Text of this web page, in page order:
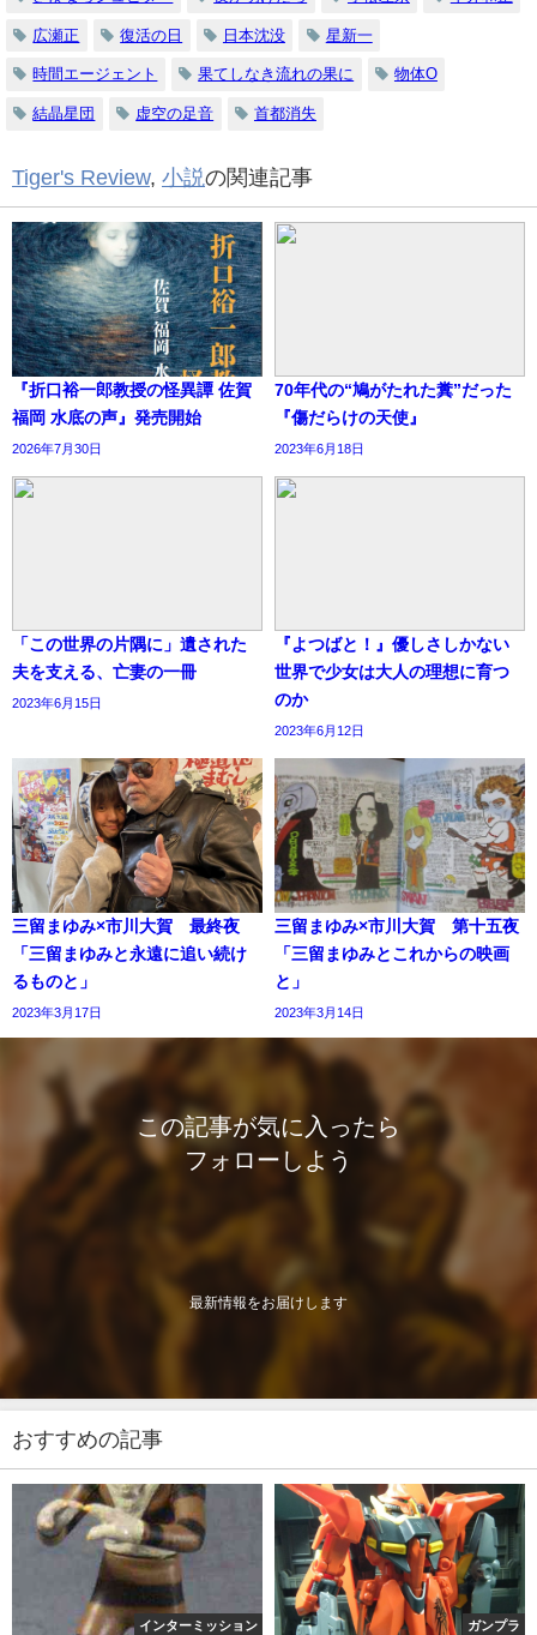
広瀬正 復活の日 日本沈没 星新一
時間エージェント 果てしなき流れの果に 物体O
結晶星団 虚空の足音 首都消失
Tiger's Review, 小説の関連記事
『折口裕一郎教授の怪異譚 佐賀
福岡 水底の声』発売開始
2026年7月30日
70年代の“鳩がたれた糞”だった
『傷だらけの天使』
2023年6月18日
「この世界の片隅に」遺された
夫を支える、亡妻の一冊
2023年6月15日
『よつばと！』優しさしかない
世界で少女は大人の理想に育つ
のか
2023年6月12日
三留まゆみ×市川大賀 最終夜
「三留まゆみと永遠に追い続け
るものと」
2023年3月17日
三留まゆみ×市川大賀 第十五夜
「三留まゆみとこれからの映画
と」
2023年3月14日
この記事が気に入ったら
フォローしよう
最新情報をお届けします
おすすめの記事
インターミッション ガンプラ